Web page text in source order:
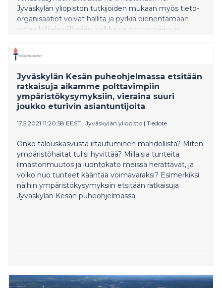
Jyväskylän yliopiston tutkijoiden mukaan myös tieto-
organisaatiot voivat hallita ja pyrkiä pienentämään
omaa hiilijalanjälkeään, vaikka se syntyy pääosin
pandemian pakottamista muutoksista otetaan opiksi.
Jyväskylän Kesän puheohjelmassa etsitään
ratkaisuja aikamme polttavimpiin
ympäristökysymyksiin, vieraina suuri
joukko eturivin asiantuntijoita
17.5.2021 11:20:58 EEST | Jyväskylän yliopisto | Tiedote
Onko talouskasvusta irtautuminen mahdollista? Miten
ympäristöhaitat tulisi hyvittää? Millaisia tunteita
ilmastonmuutos ja luontokato meissä herättävät, ja
voiko nuo tunteet kääntää voimavaraksi? Esimerkiksi
näihin ympäristökysymyksiin etsitään ratkaisuja
Jyväskylän Kesän puheohjelmassa.